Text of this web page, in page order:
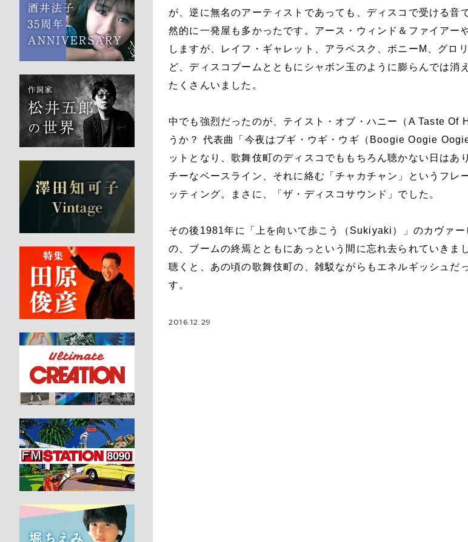
が、逆に無名のアーティストであっても、ディスコで受ける音
然的に一発屋も多かったです。アース・ウィンド＆ファイアー
しますが、レイフ・ギャレット、アラベスク、ボニーM、グロ
ど、ディスコブームとともにシャボン玉のように膨らんでは消
たくさんいました。
中でも強烈だったのが、テイスト・オブ・ハニー（A Taste Of
うか？ 代表曲「今夜はブギ・ウギ・ウギ（Boogie Oogie
ットとなり、歌舞伎町のディスコでももちろん聴かない日はあ
チーなベースライン、それに絡む「チャカチャン」というフレ
ッティング。まさに、「ザ・ディスコサウンド」でした。
その後1981年に「上を向いて歩こう（Sukiyaki）」のカヴァー
の、ブームの終焉とともにあっという間に忘れ去られていきま
聴くと、あの頃の歌舞伎町の、雑駁ながらもエネルギッシュだ
す。
2016.12.29